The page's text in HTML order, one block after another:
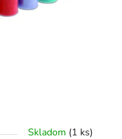
Skladom (1 ks)